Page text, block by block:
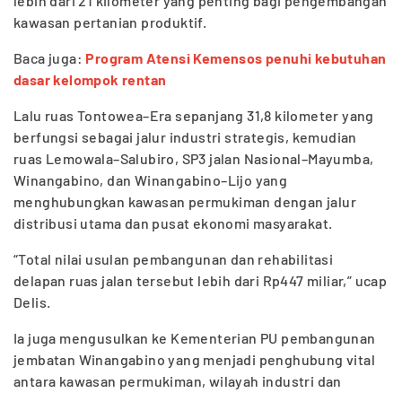
kawasan pertanian produktif.
Baca juga: Program Atensi Kemensos penuhi kebutuhan
dasar kelompok rentan
Lalu ruas Tontowea–Era sepanjang 31,8 kilometer yang
berfungsi sebagai jalur industri strategis, kemudian
ruas Lemowala–Salubiro, SP3 jalan Nasional–Mayumba,
Winangabino, dan Winangabino–Lijo yang
menghubungkan kawasan permukiman dengan jalur
distribusi utama dan pusat ekonomi masyarakat.
“Total nilai usulan pembangunan dan rehabilitasi
delapan ruas jalan tersebut lebih dari Rp447 miliar,” ucap
Delis.
Ia juga mengusulkan ke Kementerian PU pembangunan
jembatan Winangabino yang menjadi penghubung vital
antara kawasan permukiman, wilayah industri dan